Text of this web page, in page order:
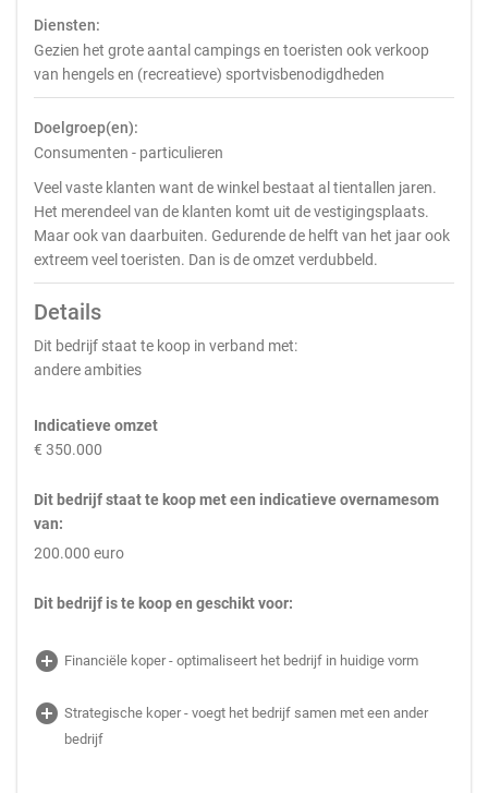
Diensten:
Gezien het grote aantal campings en toeristen ook verkoop
van hengels en (recreatieve) sportvisbenodigdheden
Doelgroep(en):
Consumenten - particulieren
Veel vaste klanten want de winkel bestaat al tientallen jaren.
Het merendeel van de klanten komt uit de vestigingsplaats.
Maar ook van daarbuiten. Gedurende de helft van het jaar ook
extreem veel toeristen. Dan is de omzet verdubbeld.
Details
Dit bedrijf staat te koop in verband met:
andere ambities
Indicatieve omzet
€ 350.000
Dit bedrijf staat te koop met een indicatieve overnamesom
van:
200.000 euro
Dit bedrijf is te koop en geschikt voor:
add_circle Financiële koper - optimaliseert het bedrijf in huidige vorm
add_circle Strategische koper - voegt het bedrijf samen met een ander
bedrijf